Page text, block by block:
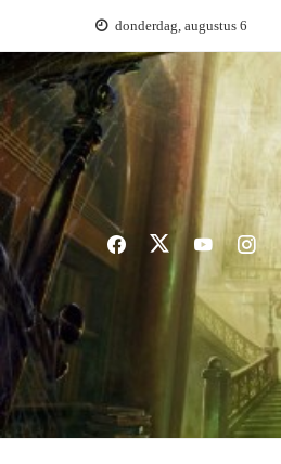
inhoud
donderdag, augustus 6